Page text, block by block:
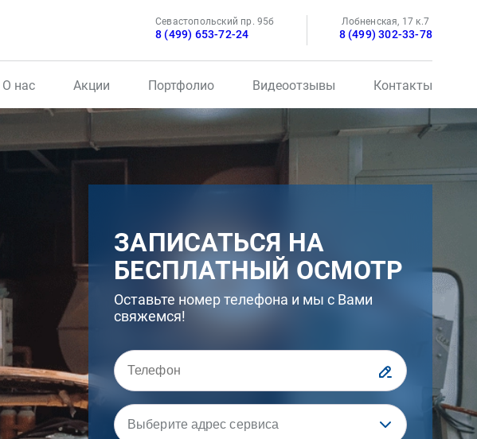
Севастопольский пр. 95б
8 (499) 653-72-24
Лобненская, 17 к.7
8 (499) 302-33-78
О нас Акции Портфолио Видеоотзывы Контакты
ЗАПИСАТЬСЯ НА
БЕСПЛАТНЫЙ ОСМОТР
Оставьте номер телефона и мы с Вами
свяжемся!
Выберите адрес сервиса